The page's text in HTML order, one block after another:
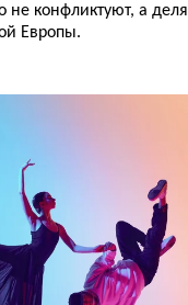
не конфликтуют, а
Европы.